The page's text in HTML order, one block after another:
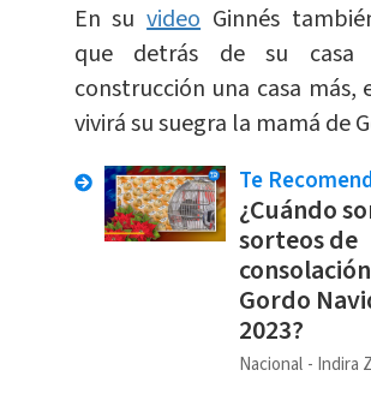
En suvideo Ginnés
que detrás de su casa
construcción una casa más,
vivirá su suegra la mamá de
Te
¿Cuándo
sorteos de
Gordo
2023?
Nacional Indira